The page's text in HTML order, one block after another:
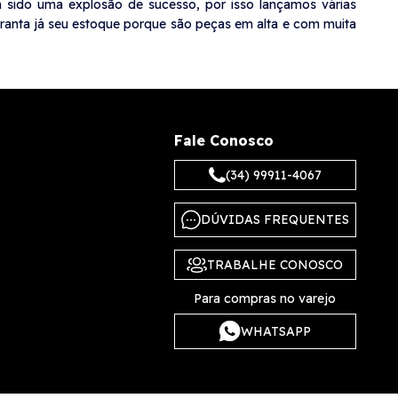
uma explosão de sucesso, por isso lançamos várias
já seu estoque porque são peças em alta e com muita
Fale Conosco
(34) 99911-4067
DÚVIDAS FREQUENTES
TRABALHE CONOSCO
Para compras no varejo
WHATSAPP